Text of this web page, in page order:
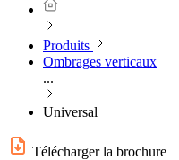
Produits
Ombrages verticaux
...
Universal
Télécharger la brochure